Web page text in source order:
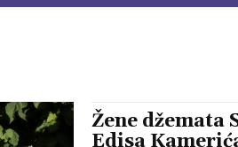
Žene džemata
Edisa